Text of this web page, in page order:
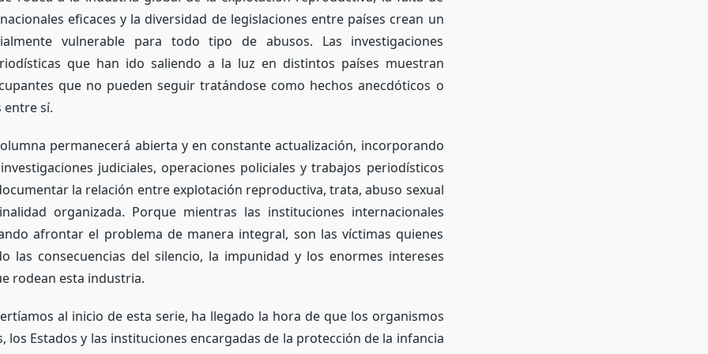
eficaces y la diversidad de legislaciones entre países crean un
vulnerable para todo tipo de abusos. Las investigaciones
que han ido saliendo a la luz en distintos países muestran
que no pueden seguir tratándose como hechos anecdóticos o
entre sí.
permanecerá abierta y en constante actualización, incorporando
judiciales, operaciones policiales y trabajos periodísticos
la relación entre explotación reproductiva, trata, abuso sexual
organizada. Porque mientras las instituciones internacionales
afrontar el problema de manera integral, son las víctimas quienes
las consecuencias del silencio, la impunidad y los enormes intereses
rodean esta industria.
al inicio de esta serie, ha llegado la hora de que los organismos
los Estados y las instituciones encargadas de la protección de la infancia